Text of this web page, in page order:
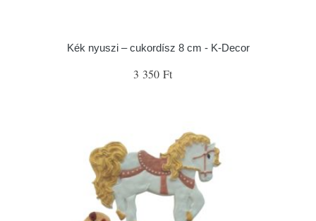
Kék nyuszi – cukordísz 8 cm - K-Decor
3 350 Ft